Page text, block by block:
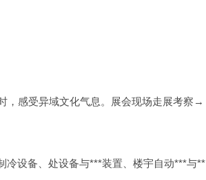
，感受异域文化气息。展会现场走展考察→
冷设备、处设备与***装置、楼宇自动***与**